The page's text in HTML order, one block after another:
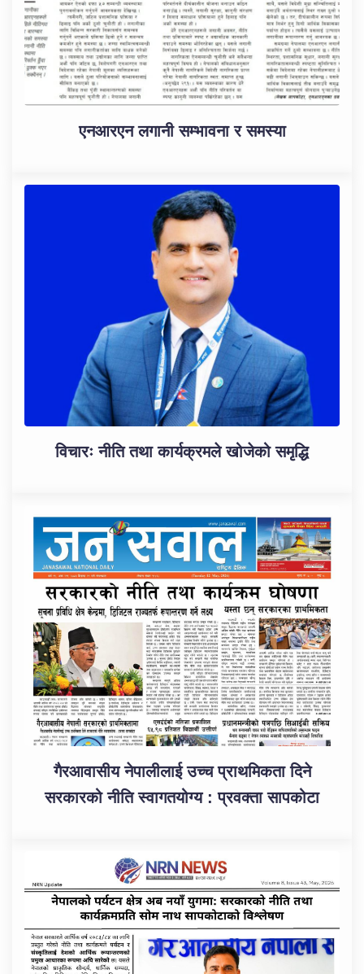
एनआरएन लगानी सम्भावना र समस्या
विचारः नीति तथा कार्यक्रमले खोजेको समृद्धि
गैरआवासीय नेपालीलाई उच्च प्राथमिकता दिने
सरकारको नीति स्वागतयोग्य : प्रवक्ता सापकोटा